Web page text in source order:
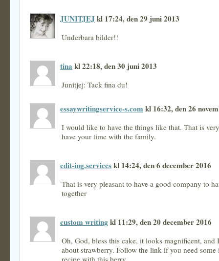
JUNITJEJ kl 17:24, den 29 juni 2013
Underbara bilder!!
tina kl 22:18, den 30 juni 2013
Junitjej: Tack fina du!
essaywritingservice-s.comkl 16:32, den 26
I would like to have the things like that. That is
have your time with the family.
edit-ing.serviceskl 14:24, den 6 december 2016
That is very pleasant to have a good company to
together
custom writingkl 11:29, den 20 december 2016
Oh, God, bless this cake, it looks magnificent, and
about strawberry. Follow the link if you need some
recipe with this berry.